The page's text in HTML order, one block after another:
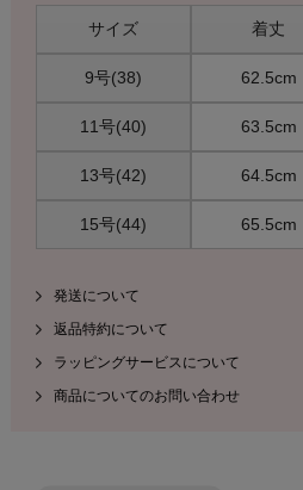
サイズ 着丈
9号(38) 62.5cm
11号(40) 63.5cm
13号(42) 64.5cm
15号(44) 65.5cm
発送について
返品特約について
ラッピングサービスについて
商品についてのお問い合わせ